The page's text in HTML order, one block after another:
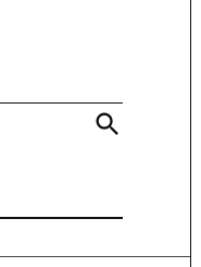
Open
Search